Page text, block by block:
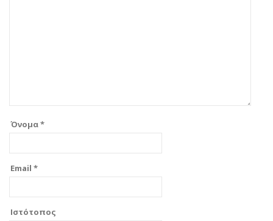
Όνομα*
Email *
Ιστότοπος